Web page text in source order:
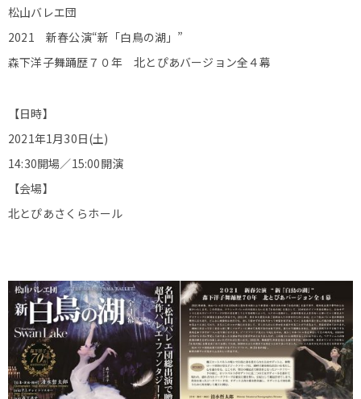
松山バレエ団
2021 新春公演“新「白鳥の湖」”
森下洋子舞踊歴７０年 北とぴあバージョン全４幕
【日時】
2021年1月30日(土)
14:30開場／15:00開演
【会場】
北とぴあさくらホール